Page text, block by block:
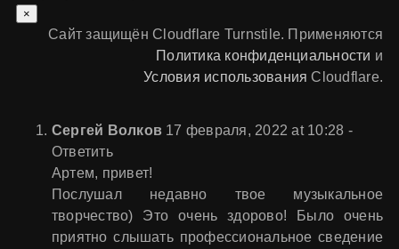
×
Сайт защищён Cloudflare Turnstile. Применяются
Политика конфиденциальности и
Условия использования Cloudflare.
Сергей Волков 17 февраля, 2022 at 10:28 -
Ответить
Артем, привет!
Послушал недавно твое музыкальное
творчество) Это очень здорово! Было очень
приятно слышать профессиональное сведение